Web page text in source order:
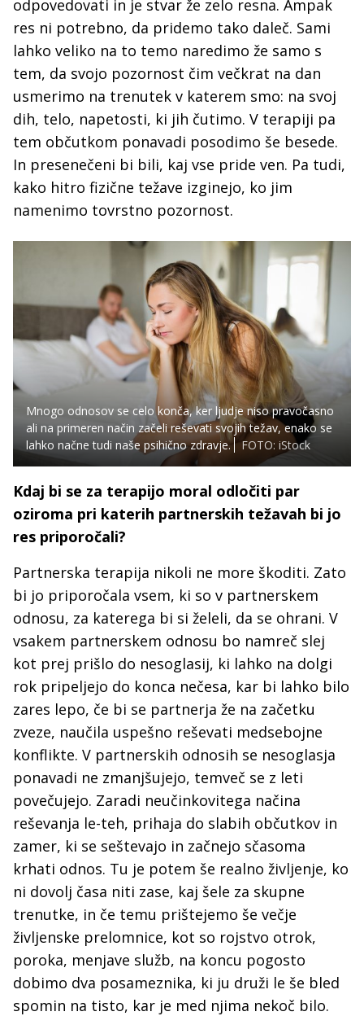
odpovedovati in je stvar že zelo resna. Ampak
res ni potrebno, da pridemo tako daleč. Sami
lahko veliko na to temo naredimo že samo s
tem, da svojo pozornost čim večkrat na dan
usmerimo na trenutek v katerem smo: na svoj
dih, telo, napetosti, ki jih čutimo. V terapiji pa
tem občutkom ponavadi posodimo še besede.
In presenečeni bi bili, kaj vse pride ven. Pa tudi,
kako hitro fizične težave izginejo, ko jim
namenimo tovrstno pozornost.
Mnogo odnosov se celo konča, ker ljudje niso pravočasno
ali na primeren način začeli reševati svojih težav, enako se
lahko načne tudi naše psihično zdravje.
FOTO: iStock
Kdaj bi se za terapijo moral odločiti par
oziroma pri katerih partnerskih težavah bi jo
res priporočali?
Partnerska terapija nikoli ne more škoditi. Zato
bi jo priporočala vsem, ki so v partnerskem
odnosu, za katerega bi si želeli, da se ohrani. V
vsakem partnerskem odnosu bo namreč slej
kot prej prišlo do nesoglasij, ki lahko na dolgi
rok pripeljejo do konca nečesa, kar bi lahko bilo
zares lepo, če bi se partnerja že na začetku
zveze, naučila uspešno reševati medsebojne
konflikte. V partnerskih odnosih se nesoglasja
ponavadi ne zmanjšujejo, temveč se z leti
povečujejo. Zaradi neučinkovitega načina
reševanja le-teh, prihaja do slabih občutkov in
zamer, ki se seštevajo in začnejo sčasoma
krhati odnos. Tu je potem še realno življenje, ko
ni dovolj časa niti zase, kaj šele za skupne
trenutke, in če temu prištejemo še večje
življenske prelomnice, kot so rojstvo otrok,
poroka, menjave služb, na koncu pogosto
dobimo dva posameznika, ki ju druži le še bled
spomin na tisto, kar je med njima nekoč bilo.